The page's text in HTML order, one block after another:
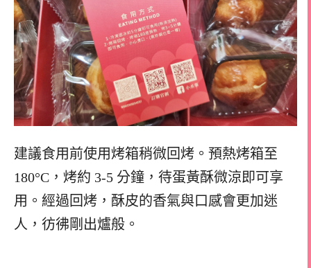
建議食用前使用烤箱稍微回烤。預熱烤箱至
180°C，烤約 3-5 分鐘，待蛋黃酥微涼即可享
用。經過回烤，酥皮的香氣與口感會更加迷
人，彷彿剛出爐般。